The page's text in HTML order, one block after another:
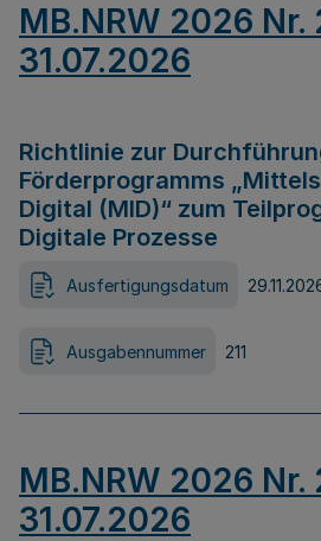
MB.NRW 2026 Nr.
31.07.2026
Richtlinie zur
Förderprogramms
Digital (MID)“ zum
Digitale Prozesse
Ausfertigungsdatum
Ausgabennummer 211
MB.NRW 2026 Nr.
31.07.2026